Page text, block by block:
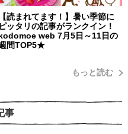
【読まれてます！】暑い季節に
ピッタリの記事がランクイン！
web 7月5日～11日の
間TOP5★
もっと読む
事